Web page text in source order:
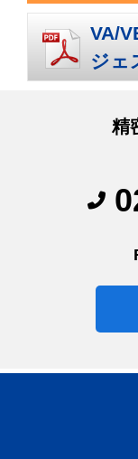
VA/
ジェ
精